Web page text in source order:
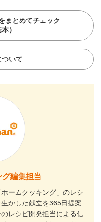
まとめてチェック
）
ついて
グ編集担当
ームクッキング」のレシ
かした献立を365日提案
レシピ開発担当による信